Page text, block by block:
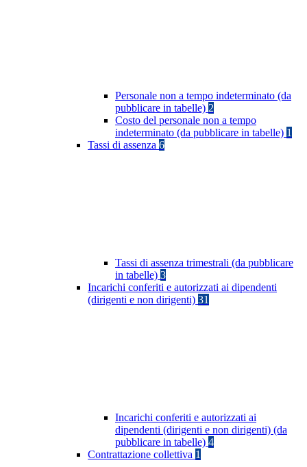
Personale non a tempo indeterminato (da
pubblicare in tabelle) 2
Costo del personale non a tempo
indeterminato (da pubblicare in tabelle) 1
Tassi di assenza 6
Tassi di assenza trimestrali (da pubblicare
in tabelle) 3
Incarichi conferiti e autorizzati ai dipendenti
(dirigenti e non dirigenti) 31
Incarichi conferiti e autorizzati ai
dipendenti (dirigenti e non dirigenti) (da
pubblicare in tabelle) 4
Contrattazione collettiva 1